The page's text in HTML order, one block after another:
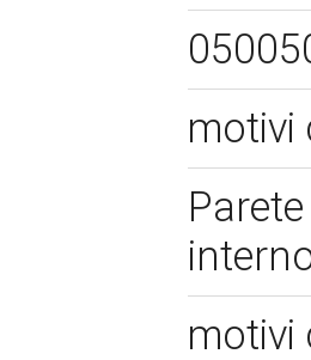
motivi
motivi